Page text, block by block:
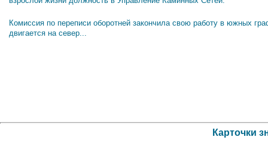
Комиссия по переписи оборотней закончила свою работу в южных
двигается на север...
Карточки